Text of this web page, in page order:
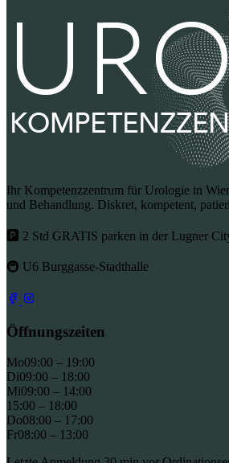
Ihr Kompetenzzentrum für Urologie in
und Behandlung. Diskret, kompetent,
🅿 2 Std GRATIS parken in der Lugner
🚇 U6 Burggasse-Stadthalle
Öffnungszeiten
Mo09:00 – 19:00
Di09:00 – 18:00
Mi09:00 – 14:00
15:00 – 18:00
Do08:00 – 17:00
Fr08:00 – 13:00